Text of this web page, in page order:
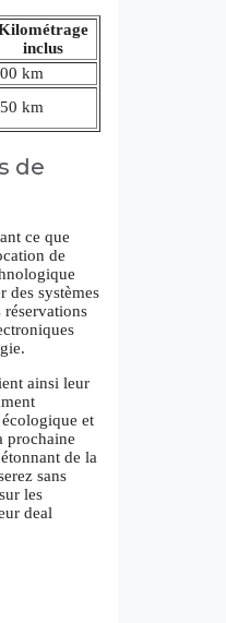
inclus
km
km
de
ce que
de
des systèmes
ainsi leur
et
prochaine
de la
sans
les
deal